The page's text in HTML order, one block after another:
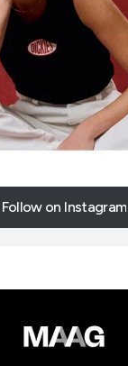
Follow on Instagram
Follow on Instagram